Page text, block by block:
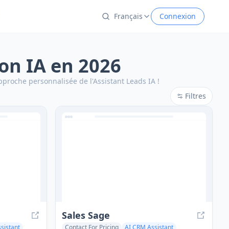
Français Connexion
IA en 2026
personnalisée de l'Assistant Leads IA !
Filtres
Sales Sage
Contact For Pricing
AI CRM Assistant